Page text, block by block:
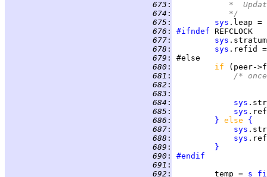
673 :
*
674 :
		 */
675 :
sys
676 : #ifndef
677 : sys
678 :
sys
679 :
680 : if
(peer-
681 :
/*
682 :
683 :
684 :
sys
685 :
sys
686 : } else {
687 : sys
688 :
sys
689 :
}
690 :
#endif
691 :
692 :
         temp =